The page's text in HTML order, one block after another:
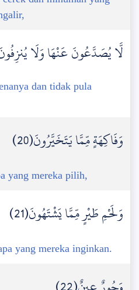
لَّا يُصَدَّعُونَ عَنْهَا وَلَا
dan tidak pula
وَفَاكِهَةٍ مِّمَّا يَتَخَيَّرُونَ(20)
yang mereka pilih,
وَلَحْمِ طَيْرٍ مِّمَّا يَشْتَهُونَ(21)
yang mereka inginkan.